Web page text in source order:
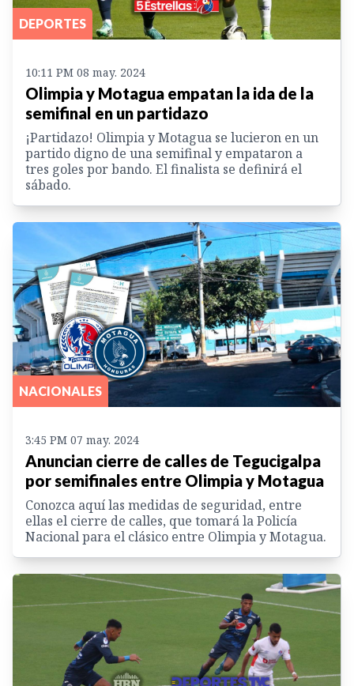
DEPORTES
10:11 PM 08 may. 2024
Olimpia y Motagua empatan la ida de la
semifinal en un partidazo
¡Partidazo! Olimpia y Motagua se lucieron en un
partido digno de una semifinal y empataron a
tres goles por bando. El finalista se definirá el
sábado.
NACIONALES
3:45 PM 07 may. 2024
Anuncian cierre de calles de Tegucigalpa
por semifinales entre Olimpia y Motagua
Conozca aquí las medidas de seguridad, entre
ellas el cierre de calles, que tomará la Policía
Nacional para el clásico entre Olimpia y Motagua.